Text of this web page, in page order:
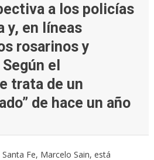
a los policías
y, en líneas
rosarinos y
el
trata de un
de hace un año
Fe, Marcelo Sain, está